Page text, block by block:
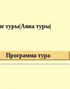
туры|Авиа туры|
Программа тура